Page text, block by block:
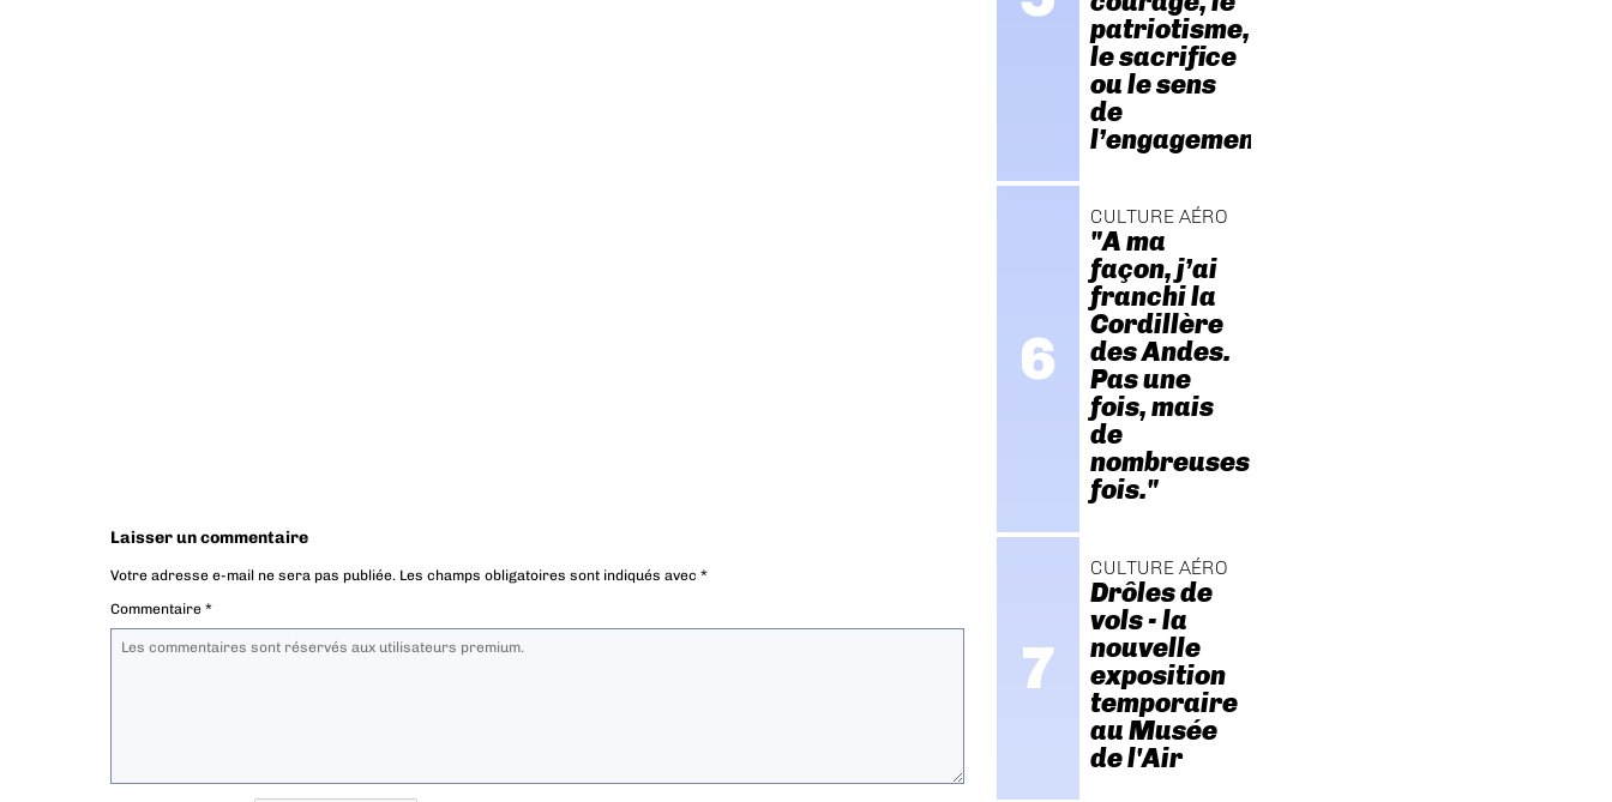
Laisser un commentaire
Votre adresse e-mail ne sera pas publiée. Les champs obligatoires sont indiqués avec *
Commentaire *
patriotisme,
le sacrifice
ou le sens
de
l’engagement."
CULTURE AÉRO
"A ma
façon, j’ai
franchi la
Cordillère
des Andes.
Pas une
fois, mais
de
nombreuses
fois."
CULTURE AÉRO
Drôles de
vols - la
nouvelle
exposition
temporaire
au Musée
de l'Air